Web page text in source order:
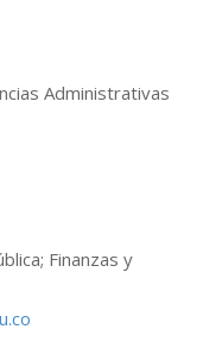
Administrativas
Finanzas y